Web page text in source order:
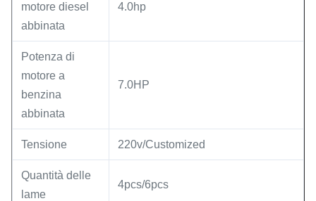
motore diesel
abbinata
4.0hp
Potenza di
motore a
benzina
abbinata
7.0HP
Tensione 220v/Customized
Quantità delle
lame
4pcs/6pcs